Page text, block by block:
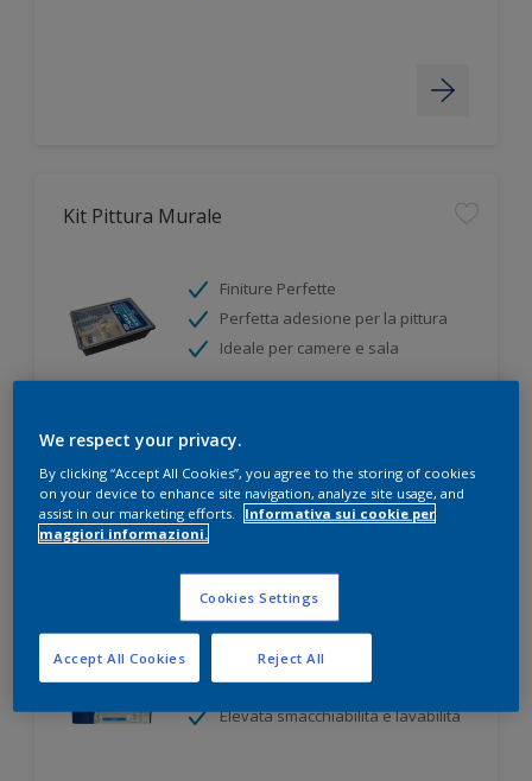
Kit Pittura Murale
Finiture Perfette
Perfetta adesione per la pittura
Ideale per camere e sala
Pareti sempre pulite e igenizzate
Anti alghe e anti muffa
Elevata smacchiabilità e lavabilità
We respect your privacy.
By clicking “Accept All Cookies”, you agree to the storing of cookies
on your device to enhance site navigation, analyze site usage, and
assist in our marketing efforts.
Informativa sui cookie per
maggiori informazioni.
Cookies Settings
Reject All
Accept All Cookies